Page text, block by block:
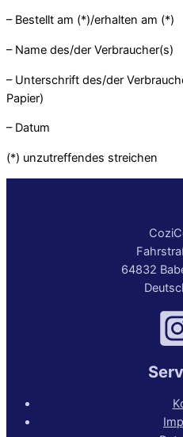
– Bestellt am (*)/erhalten am (*)
– Name des/der Verbraucher(s)
– Unterschrift des/der
Papier)
– Datum
(*) unzutreffendes streichen
64832